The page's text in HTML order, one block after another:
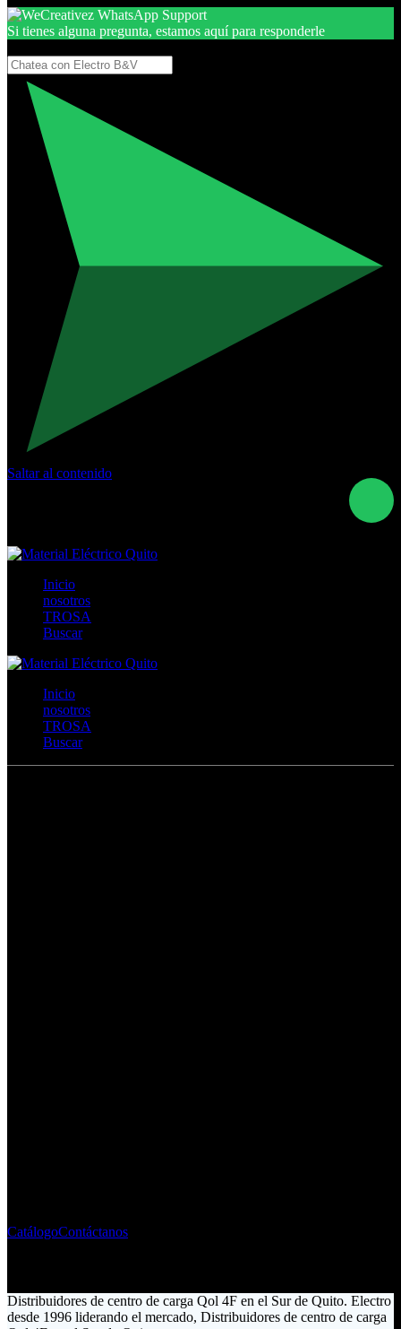
Si tienes alguna pregunta, estamos aquí para responderle
Saltar al contenido
Inicio
nosotros
TROSA
Buscar
Inicio
nosotros
TROSA
Buscar
CatálogoContáctanos
Distribuidores de centro de carga Qol 4F en el Sur de Quito. Electro
desde 1996 liderando el mercado, Distribuidores de centro de carga